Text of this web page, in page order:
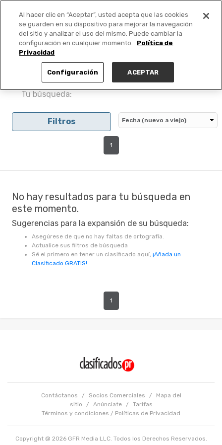
PUBLICA GRATIS +
Tu búsqueda:
Filtros
1
No hay resultados para tu búsqueda en
este momento.
Sugerencias para la expansión de su búsqueda:
Asegúrese de que no hay faltas de ortografía.
Actualice sus filtros de búsqueda
Sé el primero en tener un clasificado aquí, ¡Añada un
Clasificado GRATIS!
1
Contáctanos / Socios Comerciales /
Mapa del
sitio
/ Anúnciate /
Tarifas
Términos y condiciones / Políticas de Privacidad
Copyright @ 2026 GFR Media LLC. Todos los Derechos Reservados.
Al hacer clic en “Aceptar”, usted acepta que las cookies
se guarden en su dispositivo para mejorar la navegación
del sitio y analizar el uso del mismo. Puede cambiar la
configuración en cualquier momento.
Política de
Privacidad
Configuración ACEPTAR